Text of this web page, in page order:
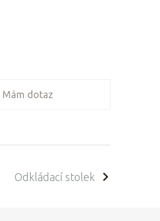
Mám dotaz
Odkládací stolek